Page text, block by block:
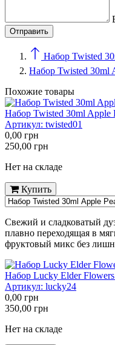
Набор Twisted
Набор Twisted 30ml
Похожие товары
Набор Twisted 30ml Apple
Артикул: twisted01
0,00 грн
250,00 грн
Нет на складе
Купить
Свежий и сладковатый
плавно переходящая в
фруктовый микс без
Набор Lucky Elder
Артикул: lucky24
0,00 грн
350,00 грн
Нет на складе